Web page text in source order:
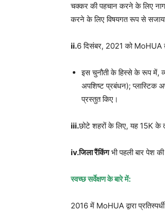
चक्कर की पहचान करने के लिए
करने के लिए विषयगत रूप से
ii.6 दिसंबर, 2021 को MoHUA
इस चुनौती के हिस्से के रूप में,
अपशिष्ट प्रबंधन); प्लास्टिक
प्रस्तुत किए।
iii.छोटे शहरों के लिए, यह 15K के
iv.जिला रैंकिंगभी पहली बार पेश
स्वच्छ सर्वेक्षण के बारे में:
2016 में MoHUA द्वारा